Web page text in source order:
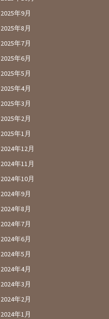
2025年9月
2025年8月
2025年7月
2025年6月
2025年5月
2025年4月
2025年3月
2025年2月
2025年1月
2024年12月
2024年11月
2024年10月
2024年9月
2024年8月
2024年7月
2024年6月
2024年5月
2024年4月
2024年3月
2024年2月
2024年1月